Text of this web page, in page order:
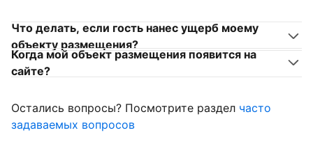
Что делать, если гость нанес ущерб моему
объекту размещения?
Когда мой объект размещения появится на
сайте?
Остались вопросы? Посмотрите раздел часто
задаваемых вопросов